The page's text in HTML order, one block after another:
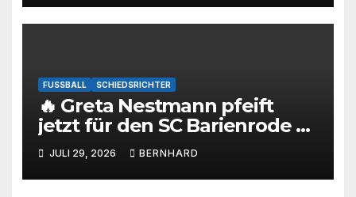
FUSSBALL SCHIEDSRICHTER
🔥 Greta Nestmann pfeift
jetzt für den SC Barienrode –
unsere jüngste
Schiedsrichterin hat die
Prüfung bestanden! 💙🤍⚽
JULI 29, 2026 BERNHARD